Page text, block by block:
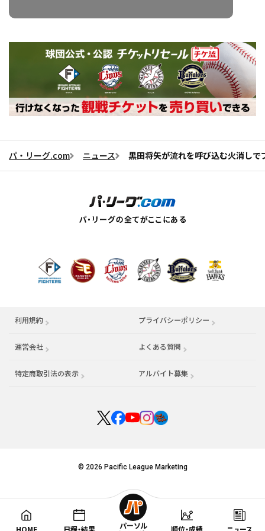
パ・リーグ.com ニュース 黒田将矢が流れを呼び込む火消し
利用規約 プライバシーポリシー
運営会社 （別ウィンドウで開く） よくある質問
特定商取引法の表示 アルバイト募集 （別ウィンドウで開く
© 2026 Pacific League Marketing
HOME 日程・結果
パーソル
順位・成績 ニュース